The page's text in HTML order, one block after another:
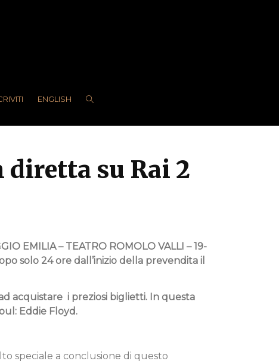
ENGLISH
diretta su Rai 2
EMILIA – TEATRO ROMOLO VALLI – 19-
solo 24 ore dall’inizio della prevendita il
acquistare i preziosi biglietti. In questa
Eddie Floyd.
speciale a conclusione di questo